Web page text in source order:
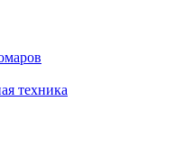
техника